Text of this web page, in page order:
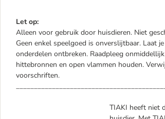
Let op:
Alleen voor gebruik door huisdieren. Niet
Geen enkel speelgoed is onverslijtbaar. Laat
onderdelen ontbreken. Raadpleeg
hittebronnen en open vlammen houden.
voorschriften.
TIAKI heeft niet